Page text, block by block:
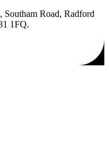
Road, Radford
1FQ.